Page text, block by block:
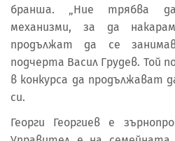
бранша. „Ние трябва да
механизми, за да
продължат да се
подчерта Васил Грудев. Той
в конкурса да продължават
си.
Георги Георгиев е